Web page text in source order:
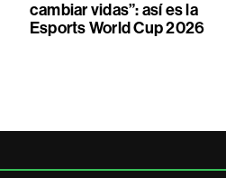
cambiar vidas”: así es la
Esports World Cup 2026